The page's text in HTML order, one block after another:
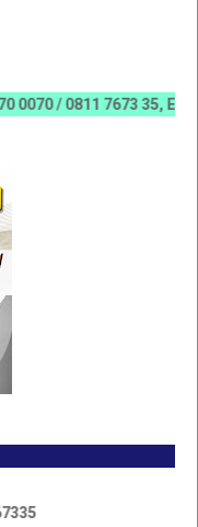
/ 0811 7673 35,